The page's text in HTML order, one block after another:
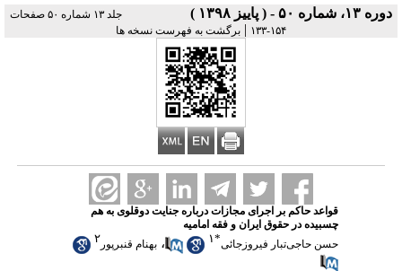
دوره ۱۳، شماره ۵۰ - ( پاییز ۱۳۹۸ )
جلد ۱۳ شماره ۵۰ صفحات
۱۵۴-۱۳۳
| برگشت به فهرست نسخه ها
قواعد حاکم بر اجرای مجازات درباره جنایت دوقلوی به هم
چسبیده در حقوق ایران و فقه امامیه
حسن حاجی‌تبار فیروزجائی*۱ ، بهنام قنبرپور ۲